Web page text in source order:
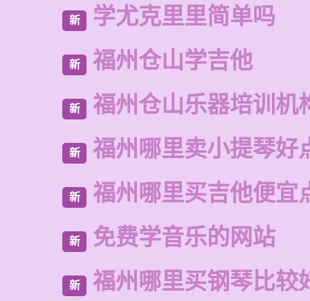
新 学尤克里里简单吗
新 福州仓山学吉他
新 福州仓山乐器培训机
新 福州哪里卖小提琴好
新 福州哪里买吉他便宜
新 免费学音乐的网站
新 福州哪里买钢琴比较